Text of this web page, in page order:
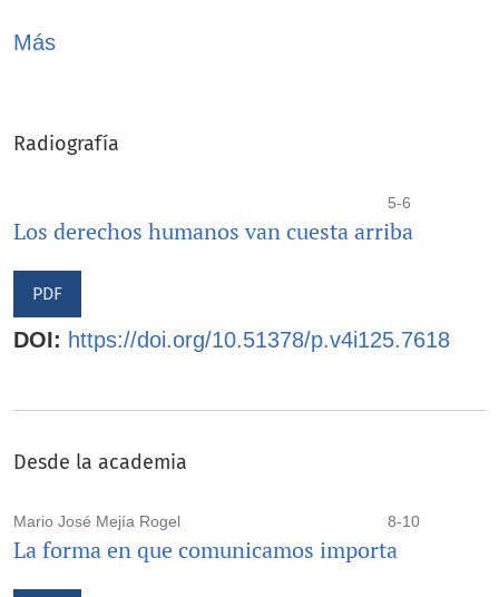
Más
Radiografía
5-6
Los derechos humanos van cuesta arriba
PDF
DOI: https://doi.org/10.51378/p.v4i125.7618
Desde la academia
Mario José Mejía Rogel 8-10
La forma en que comunicamos importa